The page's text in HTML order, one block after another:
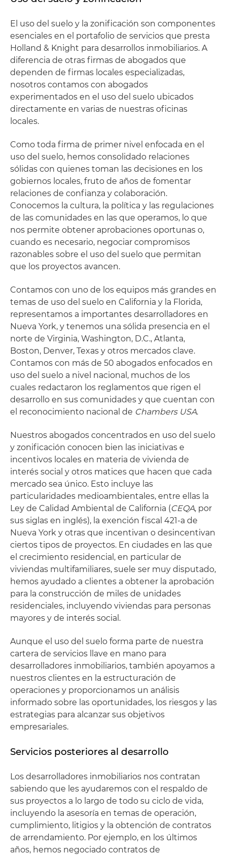
El uso del suelo y la zonificación son componentes
esenciales en el portafolio de servicios que presta
Holland & Knight para desarrollos inmobiliarios. A
diferencia de otras firmas de abogados que
dependen de firmas locales especializadas,
nosotros contamos con abogados
experimentados en el uso del suelo ubicados
directamente en varias de nuestras oficinas
locales.
Como toda firma de primer nivel enfocada en el
uso del suelo, hemos consolidado relaciones
sólidas con quienes toman las decisiones en los
gobiernos locales, fruto de años de fomentar
relaciones de confianza y colaboración.
Conocemos la cultura, la política y las regulaciones
de las comunidades en las que operamos, lo que
nos permite obtener aprobaciones oportunas o,
cuando es necesario, negociar compromisos
razonables sobre el uso del suelo que permitan
que los proyectos avancen.
Contamos con uno de los equipos más grandes en
temas de uso del suelo en California y la Florida,
representamos a importantes desarrolladores en
Nueva York, y tenemos una sólida presencia en el
norte de Virginia, Washington, D.C., Atlanta,
Boston, Denver, Texas y otros mercados clave.
Contamos con más de 50 abogados enfocados en
uso del suelo a nivel nacional, muchos de los
cuales redactaron los reglamentos que rigen el
desarrollo en sus comunidades y que cuentan con
el reconocimiento nacional de Chambers USA.
Nuestros abogados concentrados en uso del suelo
y zonificación conocen bien las iniciativas e
incentivos locales en materia de vivienda de
interés social y otros matices que hacen que cada
mercado sea único. Esto incluye las
particularidades medioambientales, entre ellas la
Ley de Calidad Ambiental de California (CEQA, por
sus siglas en inglés), la exención fiscal 421-a de
Nueva York y otras que incentivan o desincentivan
ciertos tipos de proyectos. En ciudades en las que
el crecimiento residencial, en particular de
viviendas multifamiliares, suele ser muy disputado,
hemos ayudado a clientes a obtener la aprobación
para la construcción de miles de unidades
residenciales, incluyendo viviendas para personas
mayores y de interés social.
Aunque el uso del suelo forma parte de nuestra
cartera de servicios llave en mano para
desarrolladores inmobiliarios, también apoyamos a
nuestros clientes en la estructuración de
operaciones y proporcionamos un análisis
informado sobre las oportunidades, los riesgos y las
estrategias para alcanzar sus objetivos
empresariales.
Servicios posteriores al desarrollo
Los desarrolladores inmobiliarios nos contratan
sabiendo que les ayudaremos con el respaldo de
sus proyectos a lo largo de todo su ciclo de vida,
incluyendo la asesoría en temas de operación,
cumplimiento, litigios y la obtención de contratos
de arrendamiento. Por ejemplo, en los últimos
años, hemos negociado contratos de